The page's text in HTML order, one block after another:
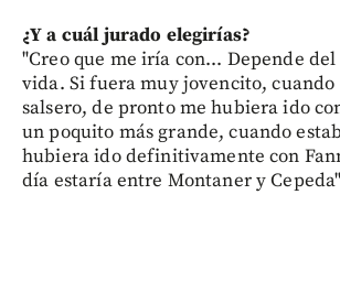
¿Y a cuál jurado elegirías?
"Creo que me iría con... Depende
vida. Si fuera muy jovencito, cuando
salsero, de pronto me hubiera ido
un poquito más grande, cuando
hubiera ido definitivamente con
día estaría entre Montaner y Cepeda"